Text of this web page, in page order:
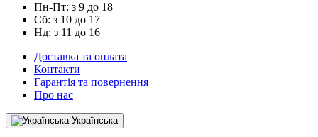
Пн-Пт: з 9 до 18
Сб: з 10 до 17
Нд: з 11 до 16
Доставка та оплата
Контакти
Гарантія та повернення
Про нас
Українська